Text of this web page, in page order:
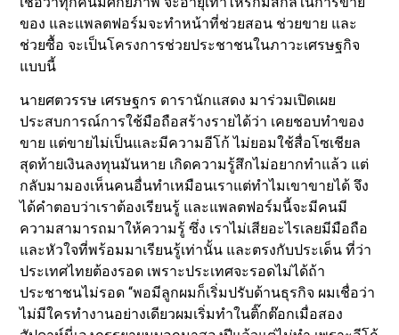
ของ และแพลตฟอร์มจะทำหน้าที่ช่วยสอน ช่วยขาย และ
ช่วยซื้อ จะเป็นโครงการช่วยประชาชนในภาวะเศรษฐกิจ
แบบนี้
นายศตวรรษ เศรษฐกร ดารานักแสดง มาร่วมเปิดเผย
ประสบการณ์การใช้มือถือสร้างรายได้ว่า เคยชอบทำของ
ขาย แต่ขายไม่เป็นและมีความอีโก้ ไม่ยอมใช้สื่อโซเชียล
สุดท้ายเงินลงทุนมันหาย เกิดความรู้สึกไม่อยากทำแล้ว แต่
กลับมามองเห็นคนอื่นทำเหมือนเราแต่ทำไมเขาขายได้ จึง
ได้คำตอบว่าเราต้องเรียนรู้ และแพลตฟอร์มนี้จะมีคนมี
ความสามารถมาให้ความรู้ ซึ่ง เราไม่เสียอะไรเลยมีมือถือ
และหัวใจที่พร้อมมาเรียนรู้เท่านั้น และตรงกับประเด็น ที่ว่า
ประเทศไทยต้องรอด เพราะประเทศจะรอดไม่ได้ถ้า
ประชาชนไม่รอด “พอมีลูกผมก็เริ่มปรับด้านธุรกิจ ผมเชื่อว่า
ไม่มีใครทำงานอย่างเดียวผมเริ่มทำในติ๊กต๊อกเมื่อสอง